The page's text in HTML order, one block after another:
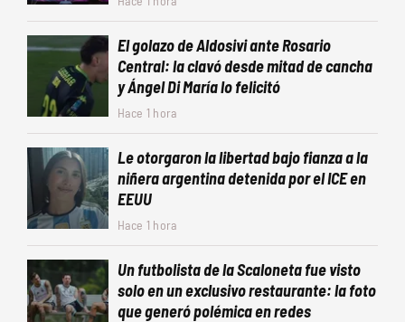
El golazo de Aldosivi ante Rosario
Central: la clavó desde mitad de cancha
y Ángel Di María lo felicitó
Hace 1 hora
Le otorgaron la libertad bajo fianza a la
niñera argentina detenida por el ICE en
EEUU
Hace 1 hora
Un futbolista de la Scaloneta fue visto
solo en un exclusivo restaurante: la foto
que generó polémica en redes